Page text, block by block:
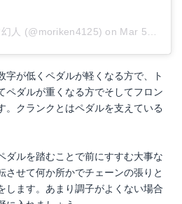
人 (@moriken4125) on Mar 5, 2017 at 1:37am PST
字が低くペダルが軽くなる方で、ト
ペダルが重くなる方でそしてフロン
。クランクとはペダルを支えている
ダルを踏むことで前にすすむ大事な
させて何か所かでチェーンの張りと
します。あまり調子がよくない場合